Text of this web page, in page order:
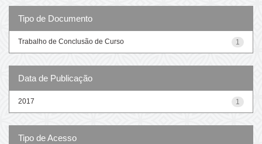
Tipo de Documento
1
Trabalho de Conclusão de Curso
Data de Publicação
1
2017
Tipo de Acesso